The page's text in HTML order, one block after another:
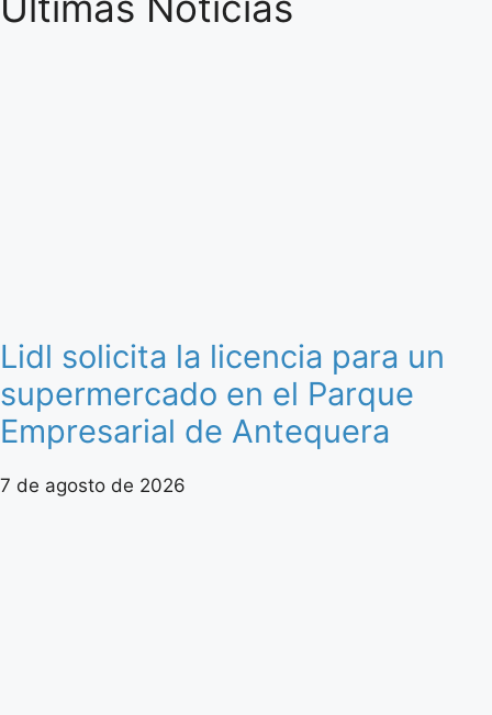
Lidl solicita la licencia para un
supermercado en el Parque
Empresarial de Antequera
7 de agosto de 2026